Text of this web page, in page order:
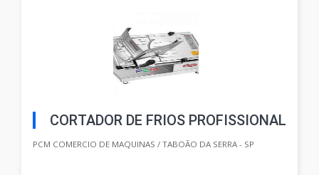
CORTADOR DE FRIOS PROFISSIONAL
PCM COMERCIO DE MAQUINAS / TABOÃO DA SERRA - SP